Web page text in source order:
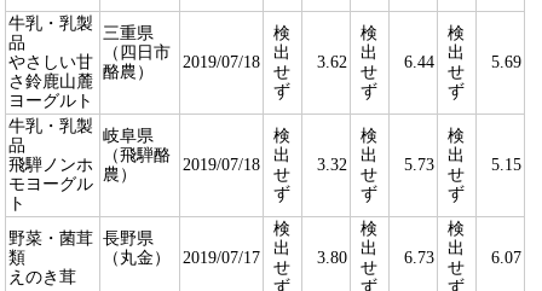
牛乳・乳製
品
やさしい甘
さ鈴鹿山麓
ヨーグルト
三重県
（四日市
酪農）
2019/07/18
検
出
せ
ず
3.62
検
出
せ
ず
6.44
検
出
せ
ず
5.69
牛乳・乳製
品
飛騨ノンホ
モヨーグル
ト
岐阜県
（飛騨酪
農）
2019/07/18
検
出
せ
ず
3.32
検
出
せ
ず
5.73
検
出
せ
ず
5.15
野菜・菌茸
類
えのき茸
長野県
（丸金）
2019/07/17
検
出
せ
ず
3.80
検
出
せ
ず
6.73
検
出
せ
ず
6.07